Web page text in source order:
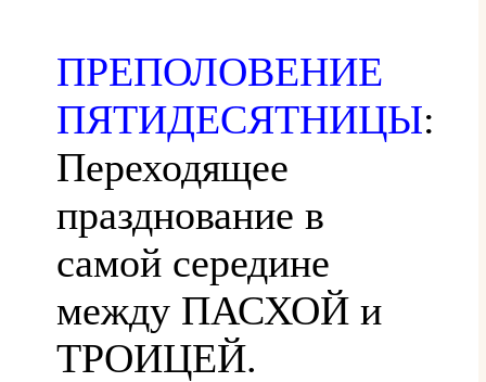
ПРЕПОЛОВЕНИЕ
ПЯТИДЕСЯТНИЦЫ:
Переходящее
празднование в
самой середине
между ПАСХОЙ и
ТРОИЦЕЙ.